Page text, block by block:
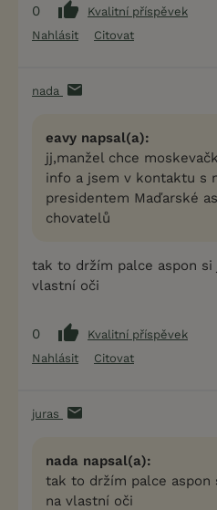
0
Kvalitní příspěvek
Nahlásit
Citovat
nada
eavy napsal(a):
jj,manžel chce
info a jsem v kontaktu s
presidentem Maďarské
chovatelů
tak to držím palce aspon
vlastní oči
0
Kvalitní příspěvek
Nahlásit
Citovat
juras
nada napsal(a):
tak to držím palce aspon
na vlastní oči